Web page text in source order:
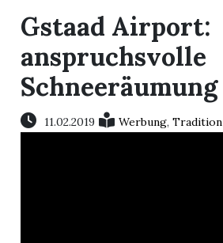
Events
Gstaad Airport:
anspruchsvolle
Schneeräumung
11.02.2019 Werbung,Tradition